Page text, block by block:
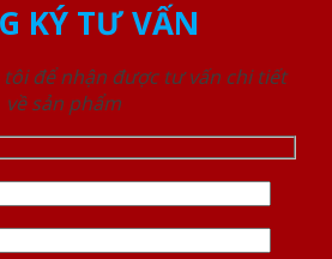
KÝ TƯ VẤN
tôi để nhận được tư vấn chi tiết
về sản phẩm